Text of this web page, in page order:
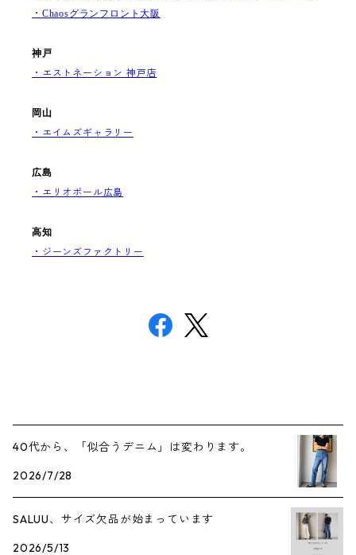
・ Chaosグランフロント大阪
神戸
・エストネーション 神戸店
岡山
・エイムズギャラリー
広島
・エリオポール広島
高知
・ジーンズファクトリー
40代から、「似合うデニム」は変わります。
2026/7/28
SALUU、サイズ欠品が始まっています
2026/5/13